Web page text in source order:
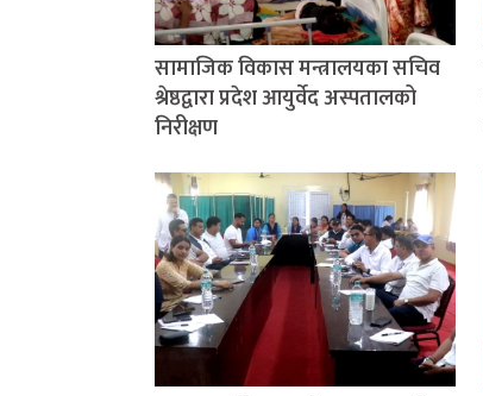
सामाजिक विकास मन्त्रालयका सचिव
श्रेष्ठद्वारा प्रदेश आयुर्वेद अस्पतालको
निरीक्षण